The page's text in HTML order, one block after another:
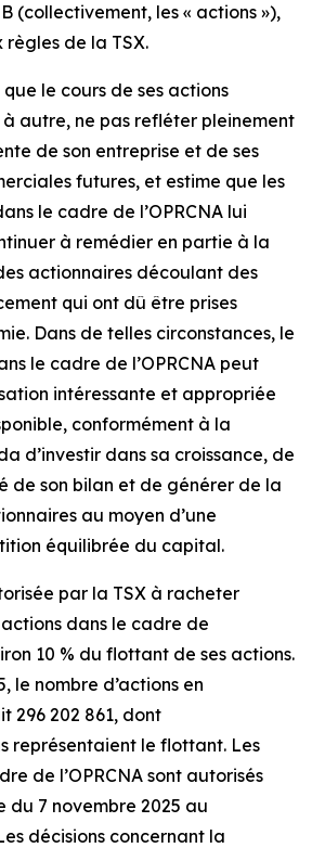
(collectivement, les « actions »),
de la TSX.
le cours de ses actions
autre, ne pas refléter pleinement
de son entreprise et de ses
futures, et estime que les
le cadre de l’OPRCNA lui
à remédier en partie à la
actionnaires découlant des
qui ont dû être prises
Dans de telles circonstances, le
le cadre de l’OPRCNA peut
intéressante et appropriée
conformément à la
d’investir dans sa croissance, de
de son bilan et de générer de la
au moyen d’une
équilibrée du capital.
par la TSX à racheter
actions dans le cadre de
10 % du flottant de ses actions.
le nombre d’actions en
296 202 861, dont
représentaient le flottant. Les
de l’OPRCNA sont autorisés
7 novembre 2025 au
décisions concernant la